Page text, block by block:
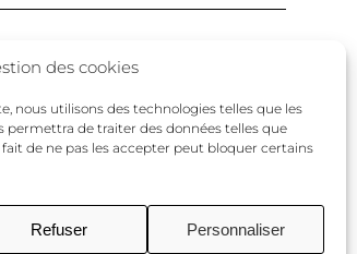
des cookies
nous utilisons des technologies telles que les
permettra de traiter des données telles que
de ne pas les accepter peut bloquer certains
Refuser Personnaliser
Instagram